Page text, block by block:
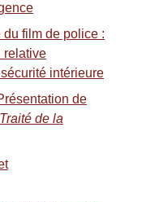
film de police :
relative
intérieure
de
Traité de la